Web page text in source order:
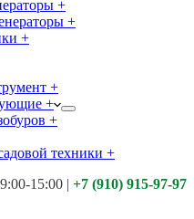
+
+
+
+
+
+
техники +
д.113
15:00 | +7 (910) 915-97-97